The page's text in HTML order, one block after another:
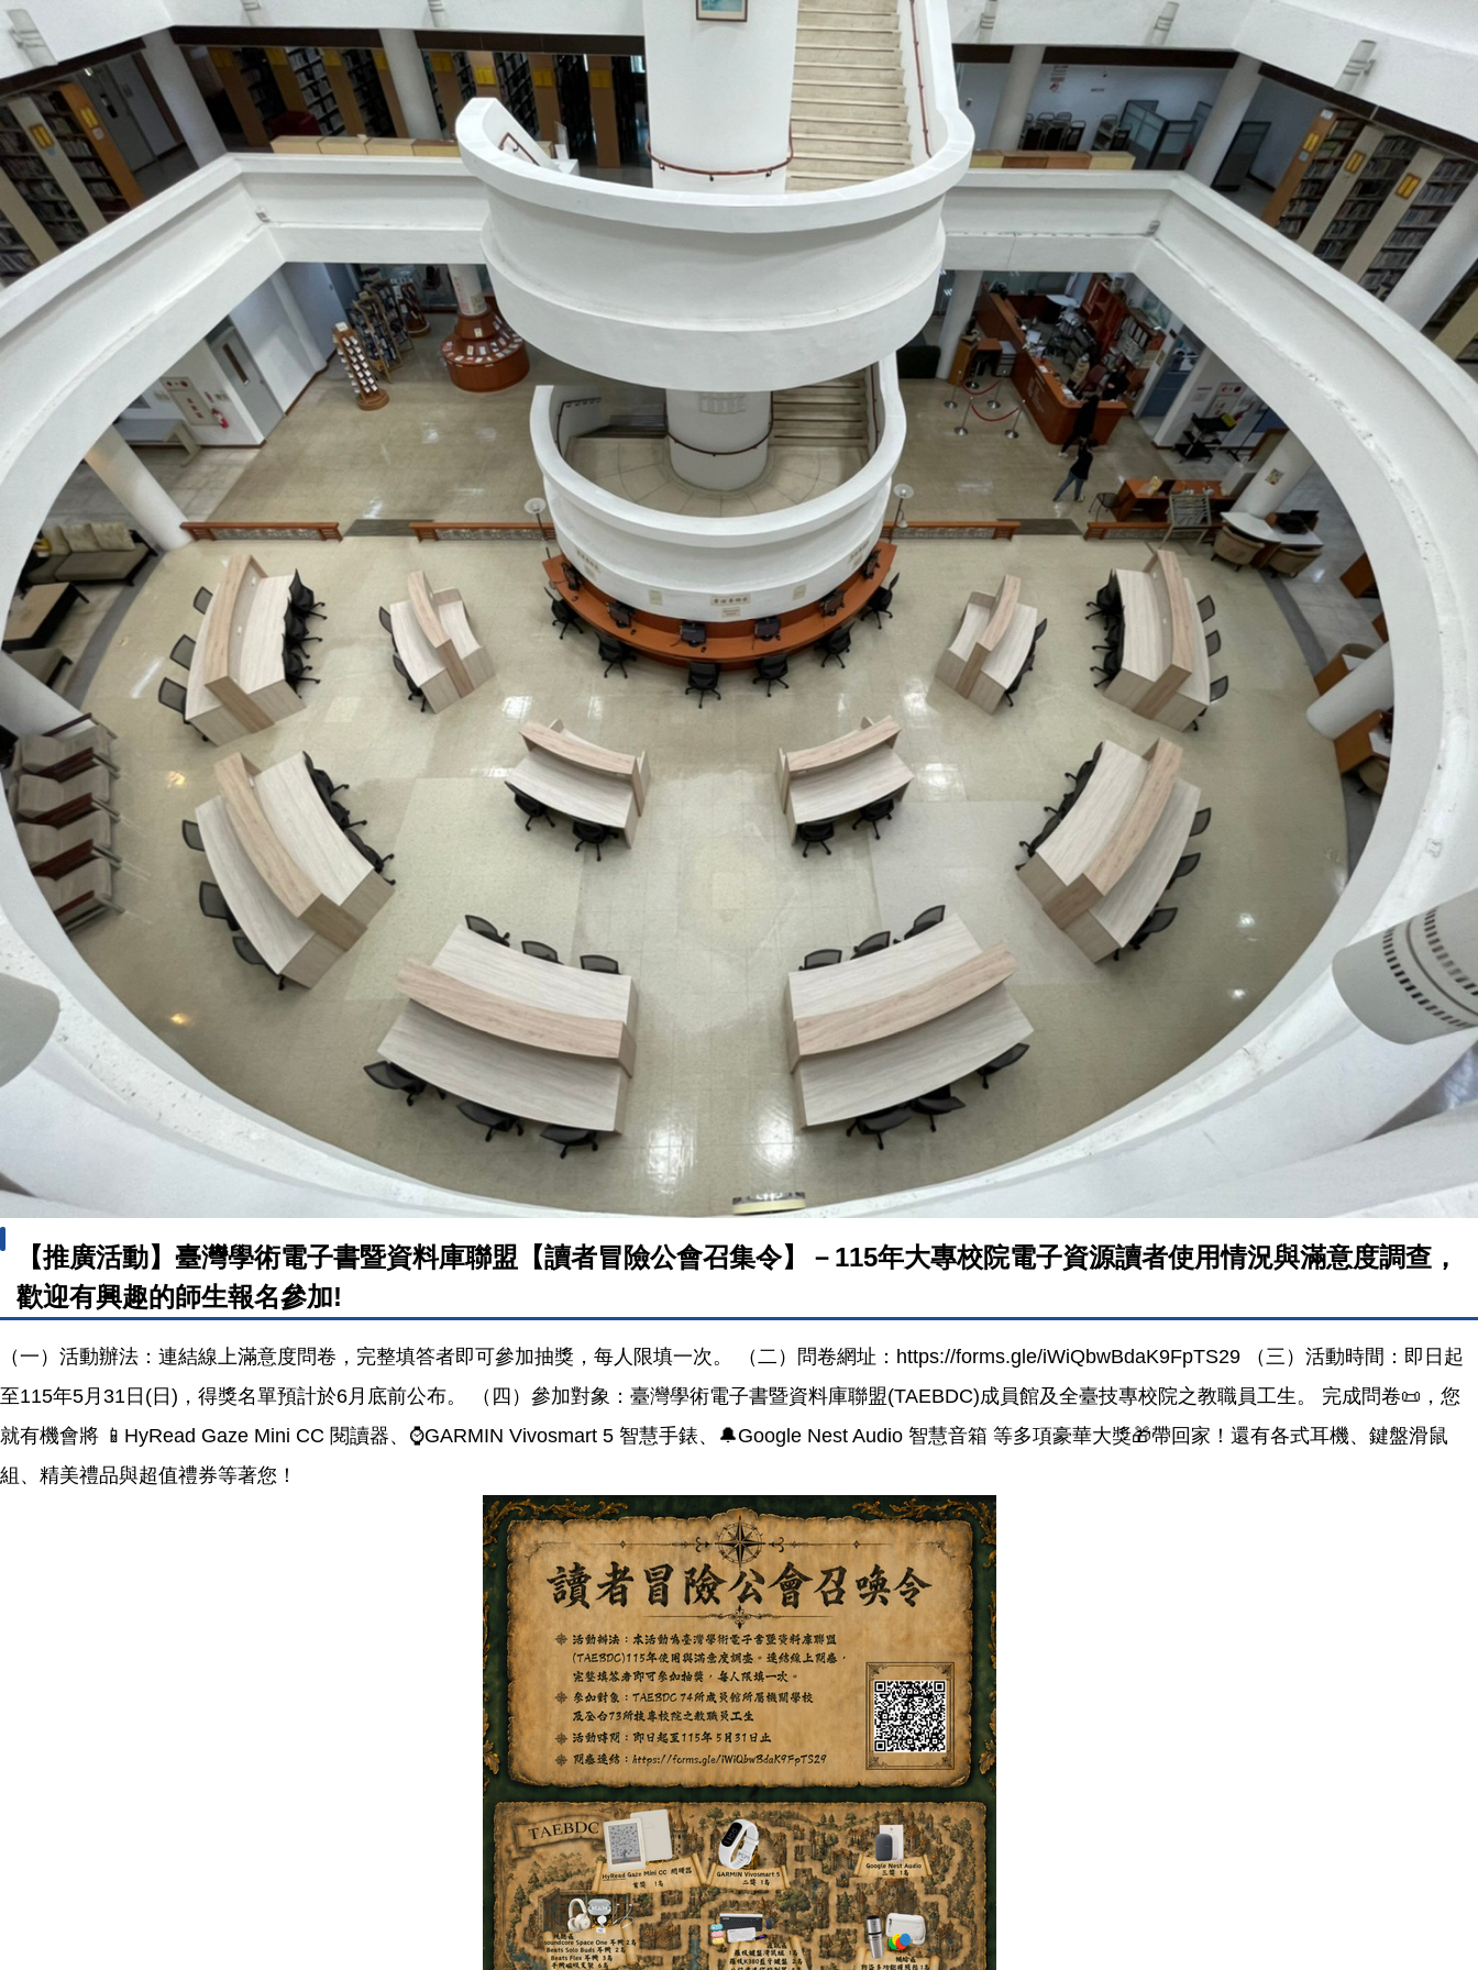
【推廣活動】臺灣學術電子書暨資料庫聯盟【讀者冒險公會召集令】－115年大專校院電子資源讀者使用情況與滿意度調查，
歡迎有興趣的師生報名參加!
（一）活動辦法：連結線上滿意度問卷，完整填答者即可參加抽獎，每人限填一次。 （二）問卷網址：https://forms.gle/iWiQbwBdaK9FpTS29 （三）活動時間：即日起
至115年5月31日(日)，得獎名單預計於6月底前公布。 （四）參加對象：臺灣學術電子書暨資料庫聯盟(TAEBDC)成員館及全臺技專校院之教職員工生。 完成問卷📜，您
就有機會將 📱HyRead Gaze Mini CC 閱讀器、⌚️GARMIN Vivosmart 5 智慧手錶、🔔Google Nest Audio 智慧音箱 等多項豪華大獎🎁帶回家！還有各式耳機、鍵盤滑鼠
組、精美禮品與超值禮券等著您！